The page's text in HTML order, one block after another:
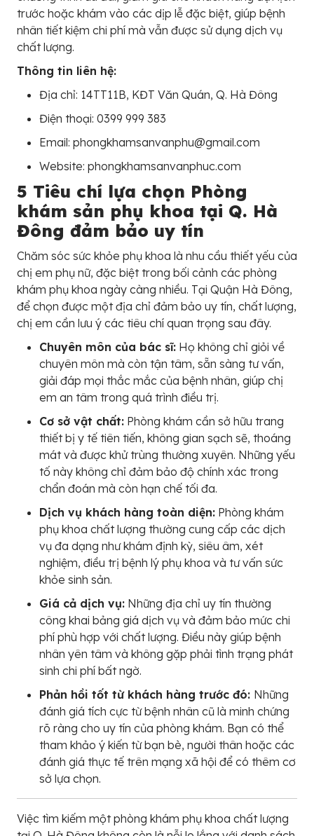
trước hoặc khám vào các dịp lễ đặc biệt, giúp bệnh
nhân tiết kiệm chi phí mà vẫn được sử dụng dịch vụ
chất lượng.
Thông tin liên hệ:
Địa chỉ: 14TT11B, KĐT Văn Quán, Q. Hà Đông
Điện thoại: 0399 999 383
Email: phongkhamsanvanphu@gmail.com
Website: phongkhamsanvanphuc.com
5 Tiêu chí lựa chọn Phòng
khám sản phụ khoa tại Q. Hà
Đông đảm bảo uy tín
Chăm sóc sức khỏe phụ khoa là nhu cầu thiết yếu của
chị em phụ nữ, đặc biệt trong bối cảnh các phòng
khám phụ khoa ngày càng nhiều. Tại Quận Hà Đông,
để chọn được một địa chỉ đảm bảo uy tín, chất lượng,
chị em cần lưu ý các tiêu chí quan trọng sau đây.
Chuyên môn của bác sĩ: Họ không chỉ giỏi về
chuyên môn mà còn tận tâm, sẵn sàng tư vấn,
giải đáp mọi thắc mắc của bệnh nhân, giúp chị
em an tâm trong quá trình điều trị.
Cơ sở vật chất: Phòng khám cần sở hữu trang
thiết bị y tế tiên tiến, không gian sạch sẽ, thoáng
mát và được khử trùng thường xuyên. Những yếu
tố này không chỉ đảm bảo độ chính xác trong
chẩn đoán mà còn hạn chế tối đa.
Dịch vụ khách hàng toàn diện: Phòng khám
phụ khoa chất lượng thường cung cấp các dịch
vụ đa dạng như khám định kỳ, siêu âm, xét
nghiệm, điều trị bệnh lý phụ khoa và tư vấn sức
khỏe sinh sản.
Giá cả dịch vụ: Những địa chỉ uy tín thường
công khai bảng giá dịch vụ và đảm bảo mức chi
phí phù hợp với chất lượng. Điều này giúp bệnh
nhân yên tâm và không gặp phải tình trạng phát
sinh chi phí bất ngờ.
Phản hồi tốt từ khách hàng trước đó: Những
đánh giá tích cực từ bệnh nhân cũ là minh chứng
rõ ràng cho uy tín của phòng khám. Bạn có thể
tham khảo ý kiến từ bạn bè, người thân hoặc các
đánh giá thực tế trên mạng xã hội để có thêm cơ
sở lựa chọn.
Việc tìm kiếm một phòng khám phụ khoa chất lượng